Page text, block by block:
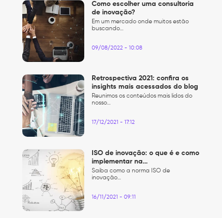
Como escolher uma consultoria
de inovação?
Em um mercado onde muitos estão
buscando…
09/08/2022 - 10:08
Retrospectiva 2021: confira os
insights mais acessados do blog
Reunimos os conteúdos mais lidos do
nosso…
17/12/2021 - 17:12
ISO de inovação: o que é e como
implementar na…
Saiba como a norma ISO de
inovação…
16/11/2021 - 09:11